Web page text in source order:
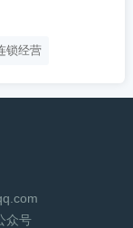
锁经营
众号